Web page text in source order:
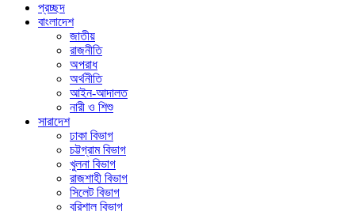
প্রচ্ছদ
বাংলাদেশ
জাতীয়
রাজনীতি
অপরাধ
অর্থনীতি
আইন-আদালত
নারী ও শিশু
সারাদেশ
ঢাকা বিভাগ
চট্টগ্রাম বিভাগ
খুলনা বিভাগ
রাজশাহী বিভাগ
সিলেট বিভাগ
বরিশাল বিভাগ